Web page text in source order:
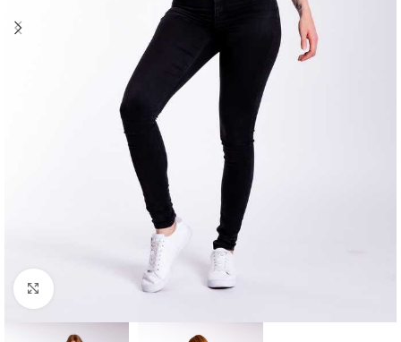
Klick zum Vergrößern